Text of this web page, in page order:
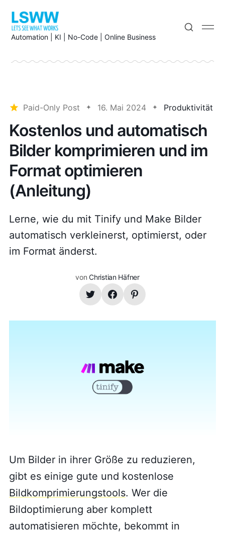
Automation | KI | No-Code | Online Business
Paid-Only Post 16. Mai 2024 Produktivität
Kostenlos und automatisch
Bilder komprimieren und im
Format optimieren
(Anleitung)
Lerne, wie du mit Tinify und Make Bilder
automatisch verkleinerst, optimierst, oder
im Format änderst.
von Christian Häfner
Um Bilder in ihrer Größe zu reduzieren,
gibt es einige gute und kostenlose
Bildkomprimierungstools. Wer die
Bildoptimierung aber komplett
automatisieren möchte, bekommt in